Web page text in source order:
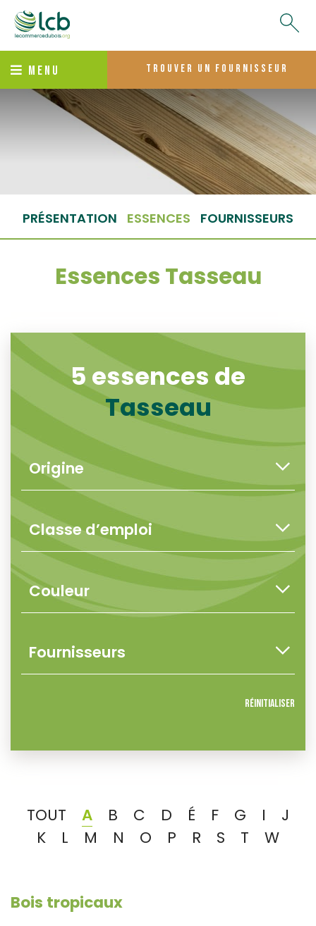
MENU trouver un fournisseur
PRÉSENTATION ESSENCES FOURNISSEURS
Essences Tasseau
5 essences de
Tasseau
Réinitialiser
TOUT A B C D É F G I
J
K
L M N O P R S T W
Bois tropicaux